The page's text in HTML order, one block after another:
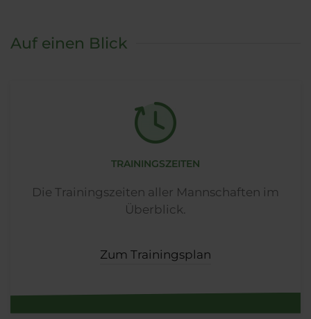
Auf einen Blick
TRAININGSZEITEN
Die Trainingszeiten aller Mannschaften im
Überblick.
Zum Trainingsplan